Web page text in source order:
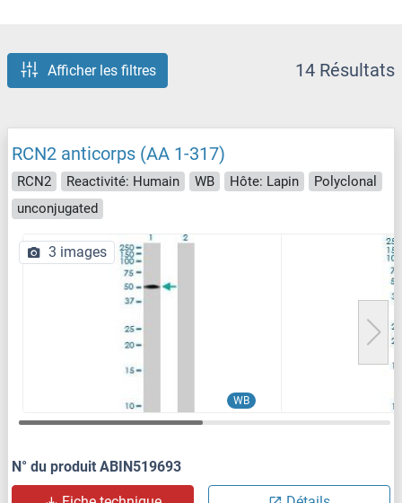
Afficher les filtres 14 Résultats
RCN2 anticorps (AA 1-317)
RCN2 Reactivité: Humain WB Hôte: Lapin
Polyclonal
unconjugated
WB
3 images
N° du produit ABIN519693